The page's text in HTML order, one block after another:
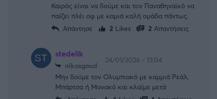
Καιρός είναι να δούμε και τον Παναθηναϊκό να
παίζει πλέι οφ με καμιά καλή ομάδα πάντως.
Απάντησε
2 Likes 2 Απαντήσεις
stedelik
nikosgoud
24/01/2026 - 13:04
Μην δούμε τον Ολυμπιακό με καμμιά Ρεάλ,
Μπάρτσα ή Μονακό και κλαίμε μετά